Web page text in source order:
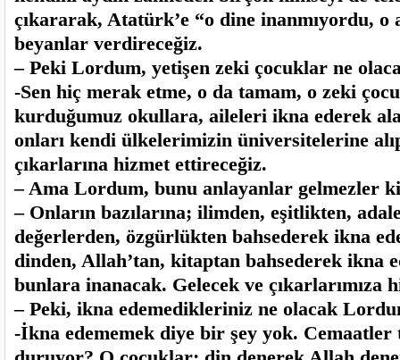
çıkararak, Atatürk’e “o dine inanmıyordu, o
beyanlar verdireceğiz.
– Peki Lordum, yetişen zeki çocuklar ne
-Sen hiç merak etme, o da tamam, o zeki
kurduğumuz okullara, aileleri ikna ederek
onları kendi ülkelerimizin üniversitelerine
çıkarlarına hizmet ettireceğiz.
– Ama Lordum, bunu anlayanlar gelmezler
– Onların bazılarına; ilimden, eşitlikten,
değerlerden, özgürlükten bahsederek ikna
dinden, Allah’tan, kitaptan bahsederek ikna
bunlara inanacak. Gelecek ve çıkarlarımıza
– Peki, ikna edemedikleriniz ne olacak
-İkna edememek diye bir şey yok.